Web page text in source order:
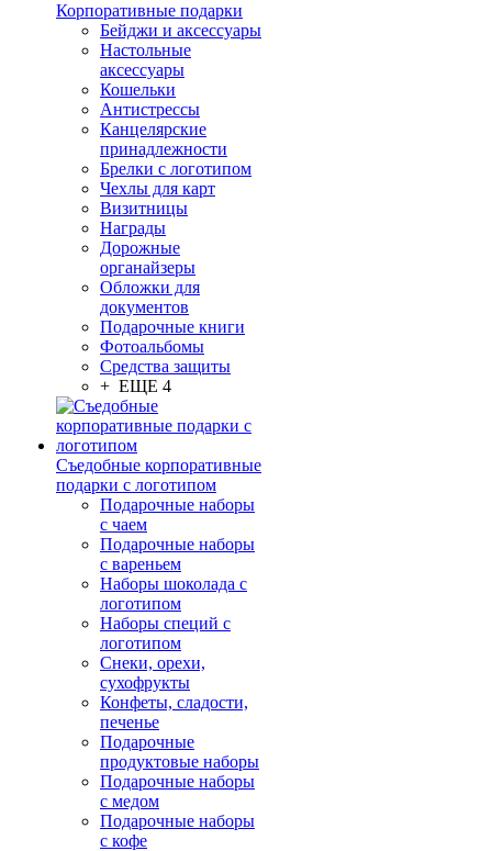
Корпоративные подарки
Бейджи и аксессуары
Настольные
аксессуары
Кошельки
Антистрессы
Канцелярские
принадлежности
Брелки с логотипом
Чехлы для карт
Визитницы
Награды
Дорожные
органайзеры
Обложки для
документов
Подарочные книги
Фотоальбомы
Средства защиты
+ ЕЩЕ 4
Съедобные корпоративные
подарки с логотипом
Подарочные наборы
с чаем
Подарочные наборы
с вареньем
Наборы шоколада с
логотипом
Наборы специй с
логотипом
Снеки, орехи,
сухофрукты
Конфеты, сладости,
печенье
Подарочные
продуктовые наборы
Подарочные наборы
с медом
Подарочные наборы
с кофе